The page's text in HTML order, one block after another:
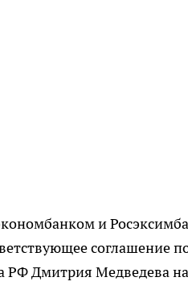
и
соглашение
РФ Дмитрия Медведева